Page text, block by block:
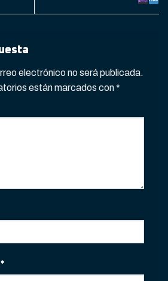
electrónico no será publicada.
están marcados con*
*